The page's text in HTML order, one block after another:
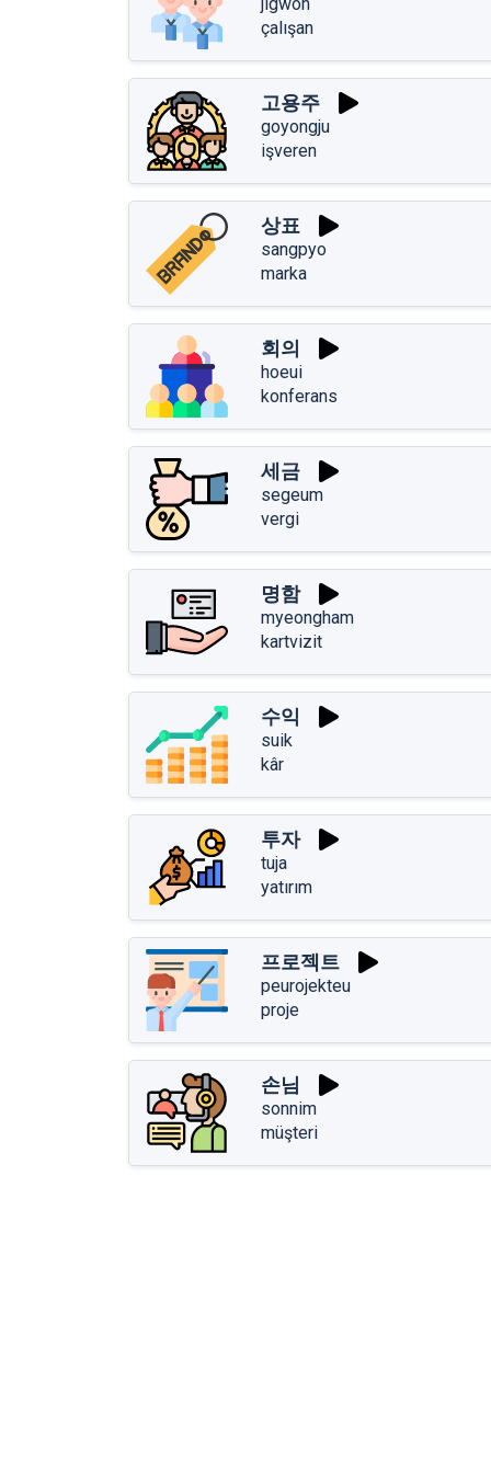
çalışan
고용주
goyongju
işveren
상표
sangpyo
marka
회의
hoeui
konferans
세금
segeum
vergi
명함
myeongham
kartvizit
수익
suik
kâr
투자
tuja
yatırım
프로젝트
peurojekteu
proje
손님
sonnim
müşteri